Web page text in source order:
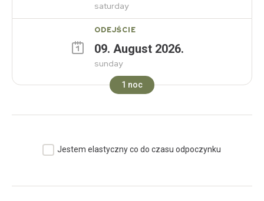
saturday
ODEJŚCIE
09. August 2026.
sunday
1 noc
Jestem elastyczny co do czasu odpoczynku